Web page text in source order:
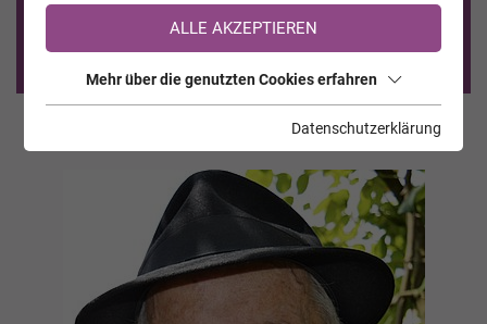
Sie sind noch nicht auf TrauerHilfe.it registriert?
>> zur kostenlosen Registrierung <<
ALLE AKZEPTIEREN
Mehr über die genutzten Cookies erfahren
Datenschutzerklärung